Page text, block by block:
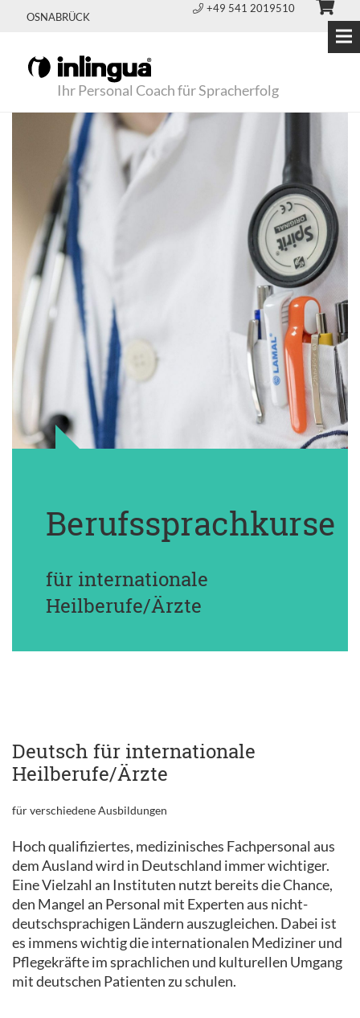
OSNABRÜCK
+49 541 2019510
Ihr Personal Coach für Spracherfolg
Berufssprachkurse
für internationale
Heilberufe/Ärzte
Deutsch für internationale
Heilberufe/Ärzte
für verschiedene Ausbildungen
Hoch qualifiziertes, medizinisches Fachpersonal aus
dem Ausland wird in Deutschland immer wichtiger.
Eine Vielzahl an Instituten nutzt bereits die Chance,
den Mangel an Personal mit Experten aus nicht-
deutschsprachigen Ländern auszugleichen. Dabei ist
es immens wichtig die internationalen Mediziner und
Pflegekräfte im sprachlichen und kulturellen Umgang
mit deutschen Patienten zu schulen.